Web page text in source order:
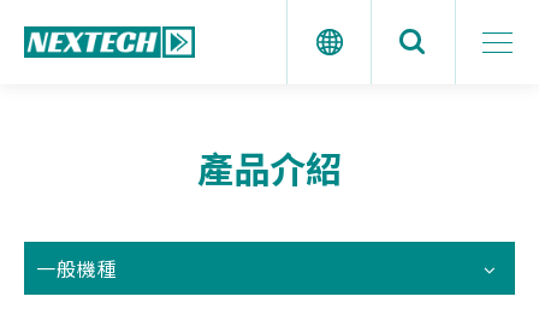
產品介紹
一般機種